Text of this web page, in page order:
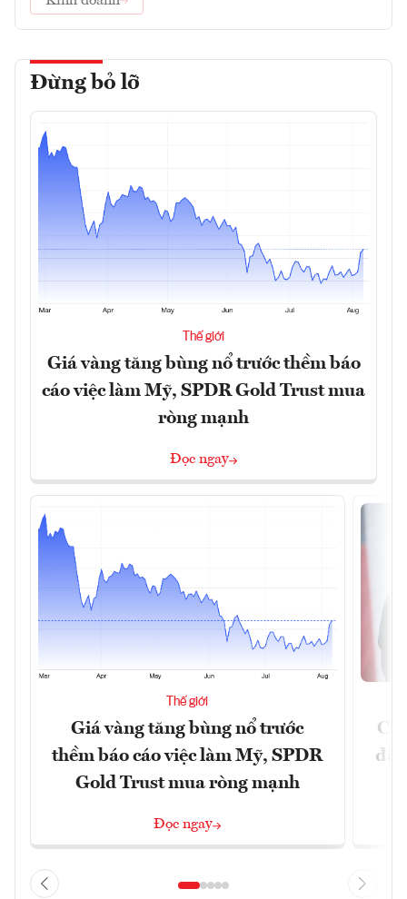
Đừng bỏ lỡ
Thế giới
Giá vàng tăng bùng nổ trước thềm báo
cáo việc làm Mỹ, SPDR Gold Trust mua
ròng mạnh
Đọc ngay
Thế giới
Giá vàng tăng bùng nổ trước
thềm báo cáo việc làm Mỹ, SPDR
Gold Trust mua ròng mạnh
Đọc ngay
đã